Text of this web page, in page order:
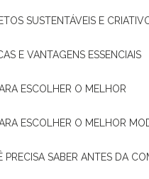
SUSTENTÁVEIS E
E VANTAGENS ESSENCIAIS
ESCOLHER O MELHOR
ESCOLHER O MELHOR
PRECISA SABER ANTES DA